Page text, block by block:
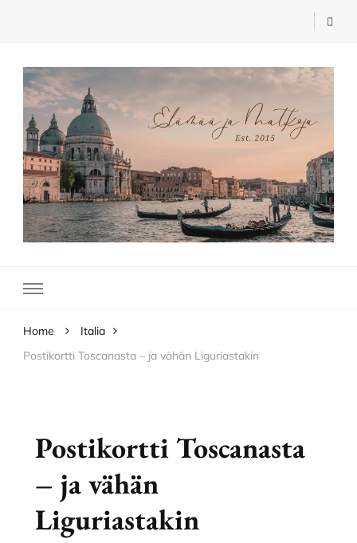
Elämää ja Matkoja
Home
Italia
Postikortti Toscanasta – ja vähän Liguriastakin
Postikortti Toscanasta
– ja vähän
Liguriastakin